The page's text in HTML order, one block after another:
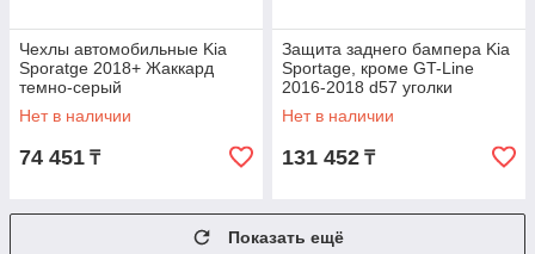
Чехлы автомобильные Kia
Sporatge 2018+ Жаккард
темно-серый
Нет в наличии
74 451 ₸
Защита заднего бампера Kia
Sportage, кроме GT-Line
2016-2018 d57 уголки
Нет в наличии
131 452 ₸
Показать ещё